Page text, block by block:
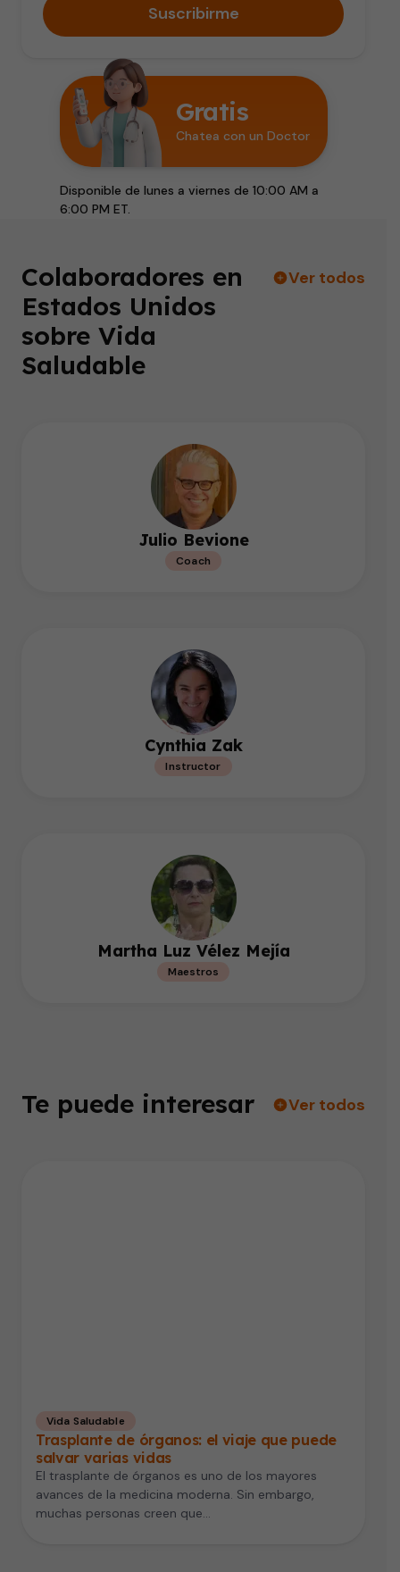
Suscribirme
Gratis
Chatea con un Doctor
Disponible de lunes a viernes de 10:00 AM a
6:00 PM ET.
Colaboradores en
Estados Unidos
sobre Vida
Saludable
Ver todos
Julio Bevione
Coach
Cynthia Zak
Instructor
Martha Luz Vélez Mejía
Maestros
Te puede interesar Ver todos
Vida Saludable
Trasplante de órganos: el viaje que puede
salvar varias vidas
El trasplante de órganos es uno de los mayores
avances de la medicina moderna. Sin embargo,
muchas personas creen que…